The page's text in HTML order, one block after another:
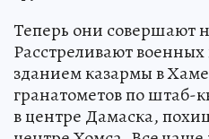
Теперь они совершают
Расстреливают
зданием казармы в
гранатометов по штаб-
в центре Дамаска,